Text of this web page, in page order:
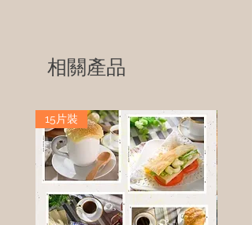
相關產品
15片裝